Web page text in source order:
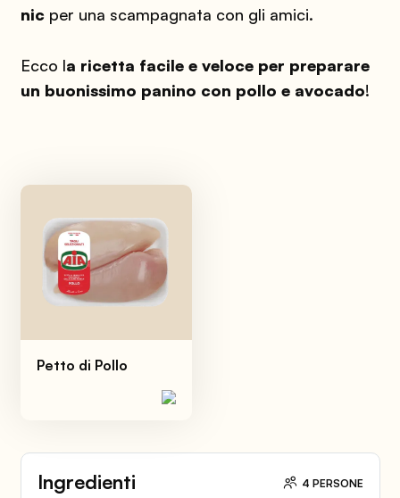
Ingredienti 4 PERSONE
nicper una scampagnata con gli amici.
Ecco la ricetta facile e veloce per preparare
un buonissimo panino con pollo e avocado!
Petto di Pollo